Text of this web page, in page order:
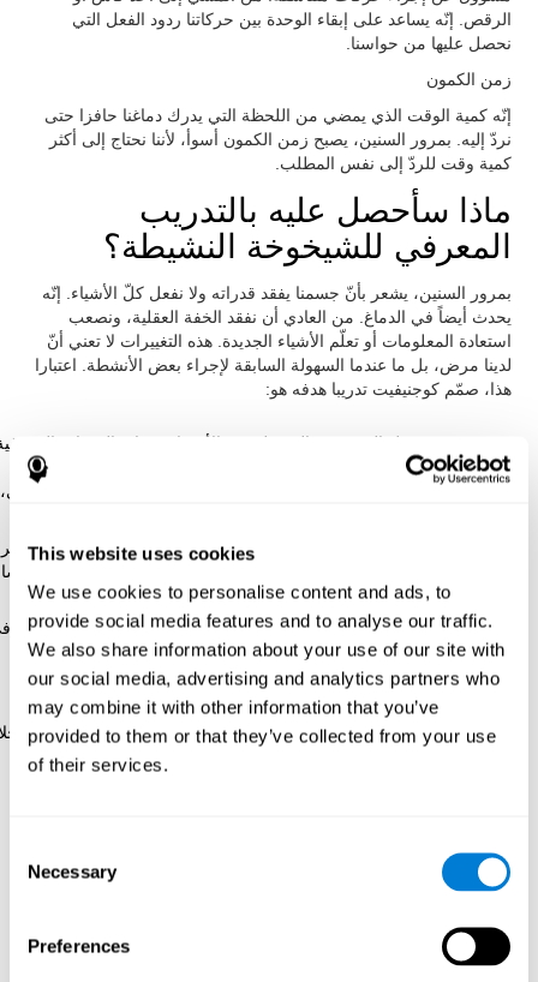
This website uses cookies
We use cookies to personalise content and ads, to
provide social media features and to analyse our traffic.
We also share information about your use of our site with
our social media, advertising and analytics partners who
may combine it with other information that you’ve
provided to them or that they’ve collected from your use
of their services.
Selection
Necessary
Preferences
الرقص. إنّه يساعد على إبقاء الوحدة بين حركاتنا ردود الفعل التي
نحصل عليها من حواسنا.
زمن الكمون
إنّه كمية الوقت الذي يمضي من اللحظة التي يدرك دماغنا حافزا حتى
نردّ إليه. بمرور السنين، يصبح زمن الكمون أسوأ، لأننا نحتاج إلى أكثر
كمية وقت للردّ إلى نفس المطلب.
ماذا سأحصل عليه بالتدريب
المعرفي للشيخوخة النشيطة؟
بمرور السنين، يشعر بأنّ جسمنا يفقد قدراته ولا نفعل كلّ الأشياء. إنّه
يحدث أيضاً في الدماغ. من العادي أن نفقد الخفة العقلية، ونصعب
استعادة المعلومات أو تعلّم الأشياء الجديدة. هذه التغييرات لا تعني أنّ
لدينا مرض، بل ما عندما السهولة السابقة لإجراء بعض الأنشطة. اعتبارا
هذا، صمّم كوجنيفيت تدريبا هدفه هو:
تسهيل الشيخوخة النشيطة عند الأصحاء بصيانة القدرات
إبقاء النشاط المعرفي هو أحد النصائح الأساسية لتعزيز الصحة
العقلية، مع ممارسة الرياضة البدنية، ونظام غذائية متنوع صحي،
وقاية التدهوّر المعرفي أو الاضطرابات المعرفية المتعلّقة
وإن لم يكن التدهوّر المعرفي عاقبة الشيخوخة، إنّ تخفيض
المعرفية قد يسهّل اضطرابات القدرات المعرفية عند البالغ.
تقوية الحالة المعرفية عند الناس الذين يعانون بعض مرض
لا توجد شفاء للأمراض التنكسية العصبية، مثل باركنسون أو
الزهايمر. ولكن التدريب المعرفي المناسب قد يكون مساعدة
مهمة ضدّ التدهوّر المعرفي المشتقّ من هذه الأمراض.
إنّ تسهيل الاستقلال، والحالة العاطفية والاجتماعية للكبار من
حالة معرفية جيّدة. إنّ القدرة على الحفظ وتنظيم خططنا
كيف يقوّي كوجنيفيت الوظيفة
المعرفية للكبار؟
عندما يدرّب شخص كبير دماغه بهذا البرنامج القائد لمجال التدخّل
والاستعادة المعرفية، تمّ تنشيط بعض أنماط للتنشيط العصبية. إنّ تكرار